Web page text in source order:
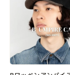
●素材
表地 綿100%
●生産国
韓国製